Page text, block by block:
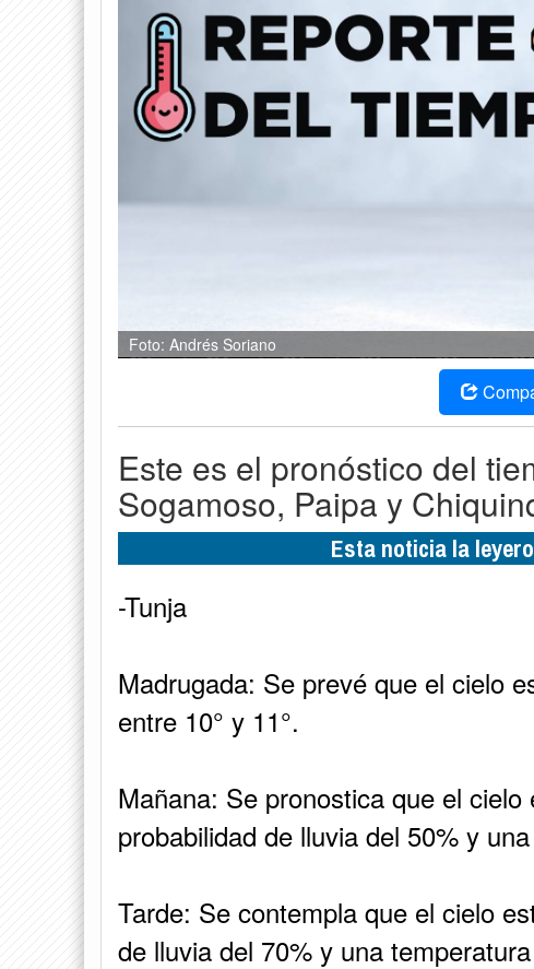
Foto: Andrés Soriano
Este es el pronóstico del
Sogamoso, Paipa y
Esta noticia la
-Tunja
Madrugada: Se prevé que el cielo
entre 10° y 11°.
Mañana: Se pronostica que el
probabilidad de lluvia del 50% y
Tarde: Se contempla que el cielo
de lluvia del 70% y una